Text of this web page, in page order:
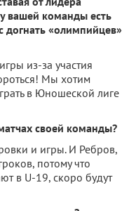
вашей команды есть
догнать «олимпийцев»
из-за участия
Мы хотим
в Юношеской лиге
своей команды?
и игры. И Ребров,
потому что
в U-19, скоро будут